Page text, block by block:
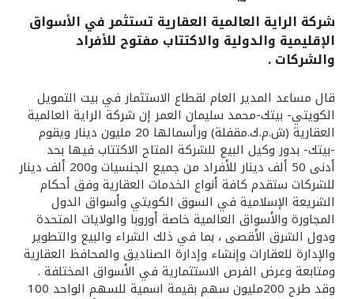
القنوات المصرفية
أدوات وخدمات
خدمات ما بعد البيع
اتصل بنا
مواقع الفروع وأجهزة الصرف الآلي
ألمانيا
شركة الراية العالمية العقارية تستثمر في الأسواق
الإقليمية والدولية والاكتتاب مفتوح للأفراد
والشركات .
قال مساعد المدير العام لقطاع الاستثمار في بيت التمويل
الكويتي- بيتك-محمد سليمان العمر إن شركة الراية العالمية
العقارية (ش.م.ك.مقفلة) ورأسمالها 20 مليون دينار ويقوم
-بيتك- بدور وكيل البيع للشركة المتاح الاكتتاب فيها بحد
أدنى 50 ألف دينار للأفراد من جميع الجنسيات و200 ألف دينار
للشركات ستقدم كافة أنواع الخدمات العقارية وفق أحكام
الشريعة الإسلامية في السوق الكويتي وأسواق الدول
المجاورة والأسواق العالمية خاصة أوروبا والولايات المتحدة
ودول الشرق الأقصى ، بما في ذلك الشراء والبيع والتطوير
والإدارة للعقارات وإنشاء وإدارة الصناديق والمحافظ العقارية
ومتابعة وعرض الفرص الاستثمارية في الأسواق المختلفة .
وقد طرح 200مليون سهم بقيمة اسمية للسهم الواحد 100